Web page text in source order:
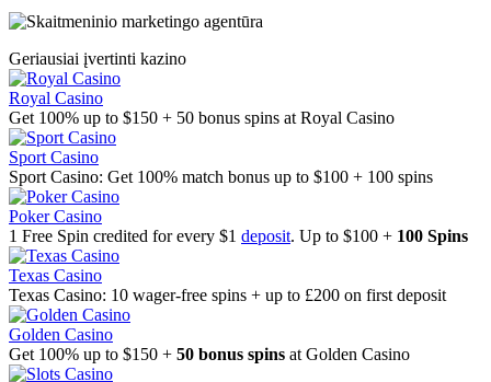
Geriausiai įvertinti kazino
Royal Casino
Get 100% up to $150 + 50 bonus spins at Royal Casino
Sport Casino
Sport Casino: Get 100% match bonus up to $100 + 100 spins
Poker Casino
1 Free Spin credited for every $1 deposit. Up to $100 + 100 Spins
Texas Casino
Texas Casino: 10 wager-free spins + up to £200 on first deposit
Golden Casino
Get 100% up to $150 + 50 bonus spins at Golden Casino